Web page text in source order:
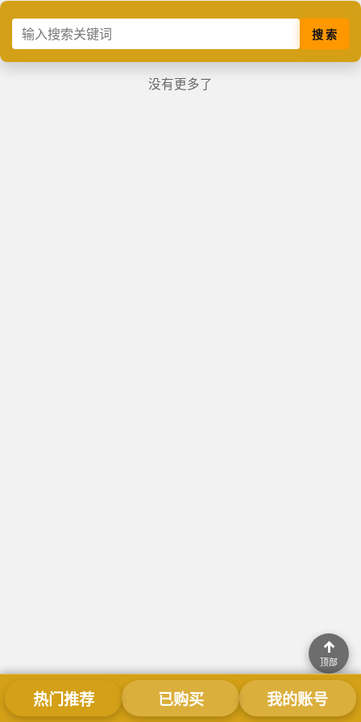
搜 索
没有更多了
热门推荐 已购买 我的账号
↑
顶部